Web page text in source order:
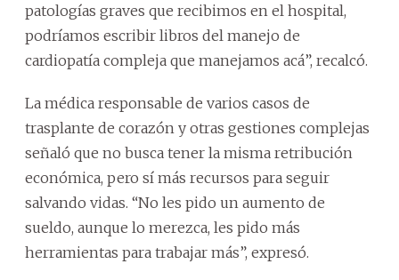
patologías graves que recibimos en el hospital,
podríamos escribir libros del manejo de
cardiopatía compleja que manejamos acá”, recalcó.
La médica responsable de varios casos de
trasplante de corazón y otras gestiones complejas
señaló que no busca tener la misma retribución
económica, pero sí más recursos para seguir
salvando vidas. “No les pido un aumento de
sueldo, aunque lo merezca, les pido más
herramientas para trabajar más”, expresó.